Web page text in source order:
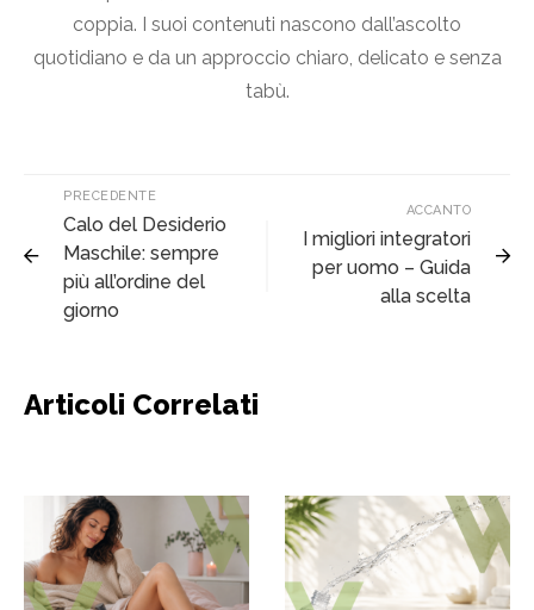
coppia. I suoi contenuti nascono dall’ascolto
quotidiano e da un approccio chiaro, delicato e senza
tabù.
PRECEDENTE
Calo del Desiderio
Maschile: sempre
più all’ordine del
giorno
ACCANTO
I migliori integratori
per uomo – Guida
alla scelta
Articoli Correlati